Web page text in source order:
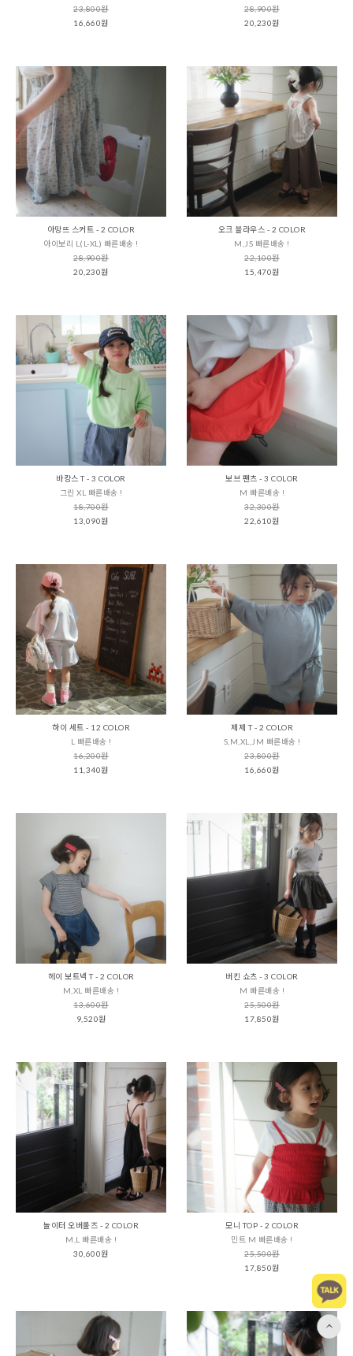
23,800원
16,660원
28,900원
20,230원
아망뜨 스커트 - 2 COLOR
아이보리 L(L-XL) 빠른배송 !
28,900원
20,230원
오크 블라우스 - 2 COLOR
M,JS 빠른배송 !
22,100원
15,470원
바캉스 T - 3 COLOR
그린 XL 빠른배송 !
18,700원
13,090원
보브 팬츠 - 3 COLOR
M 빠른배송 !
32,300원
22,610원
하이 세트 - 12 COLOR
L 빠른배송 !
16,200원
11,340원
제제 T - 2 COLOR
S,M,XL,JM 빠른배송 !
23,800원
16,660원
헤이 보트넥 T - 2 COLOR
M,XL 빠른배송 !
13,600원
9,520원
버킨 쇼츠 - 3 COLOR
M 빠른배송 !
25,500원
17,850원
놀이터 오버롤즈 - 2 COLOR
M,L 빠른배송 !
30,600원
모니 TOP - 2 COLOR
민트 M 빠른배송 !
25,500원
17,850원